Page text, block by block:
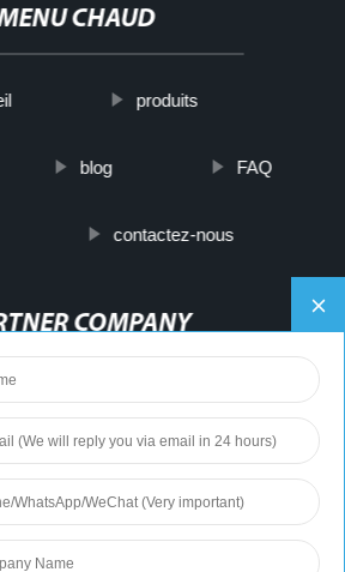
CHAUD
produits
blog FAQ
contactez-nous
COMPANY
Sheet Metal Wholesaler
Pump
Woven Fabric Recycling Machine
Opener Machine For Spunlace Cloth
Recycling